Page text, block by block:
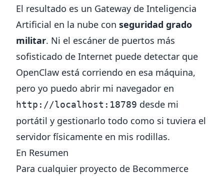
El resultado es un Gateway de Inteligencia
Artificial en la nube con seguridad grado
militar. Ni el escáner de puertos más
sofisticado de Internet puede detectar que
OpenClaw está corriendo en esa máquina,
pero yo puedo abrir mi navegador en
http://localhost:18789 desde mi
portátil y gestionarlo todo como si tuviera el
servidor físicamente en mis rodillas.
En Resumen
Para cualquier proyecto de Becommerce